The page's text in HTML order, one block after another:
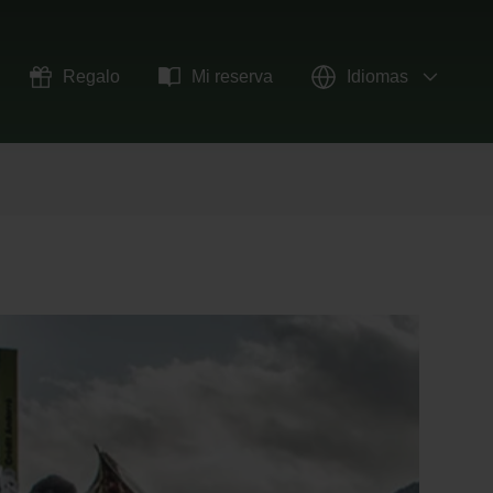
Regalo Mi reserva Idiomas